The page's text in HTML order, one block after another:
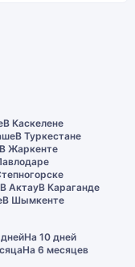
В Каскелене
В Туркестане
В Жаркенте
В АктауВ Караганде
В Шымкенте
На 10 дней
На 6 месяцев